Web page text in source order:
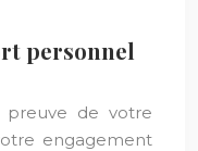
personnel
preuve de votre
engagement